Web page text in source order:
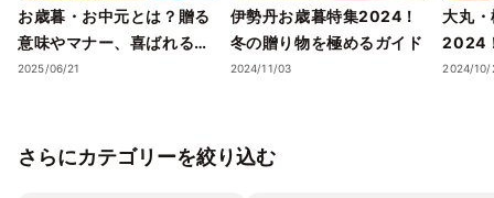
お歳暮・お中元とは？贈る
意味やマナー、喜ばれるギ
フトのポイントまで徹底解
2025/06/21
伊勢丹お歳暮特集2024！
冬の贈り物を極めるガイド
2024/11/03
大丸
2024
ェック
2024/10/
さらにカテゴリーを絞り込む